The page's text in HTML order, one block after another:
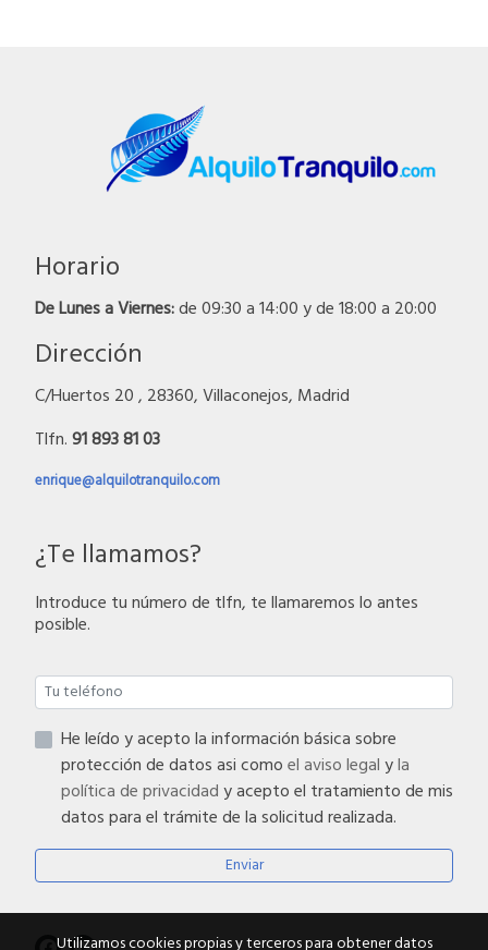
Horario
De Lunes a Viernes:de 09:30 a 14:00 y de 18:00 a 20:00
Dirección
C/Huertos 20 , 28360, Villaconejos, Madrid
Tlfn.91 893 81 03
enrique@alquilotranquilo.com
¿Te llamamos?
Introduce tu número de tlfn, te llamaremos lo antes
posible.
He leído y acepto la información básica sobre
protección de datos asi comoel aviso legalyla
política de privacidady acepto el tratamiento de mis
datos para el trámite de la solicitud realizada.
Enviar
Utilizamos cookies propias y terceros para obtener datos